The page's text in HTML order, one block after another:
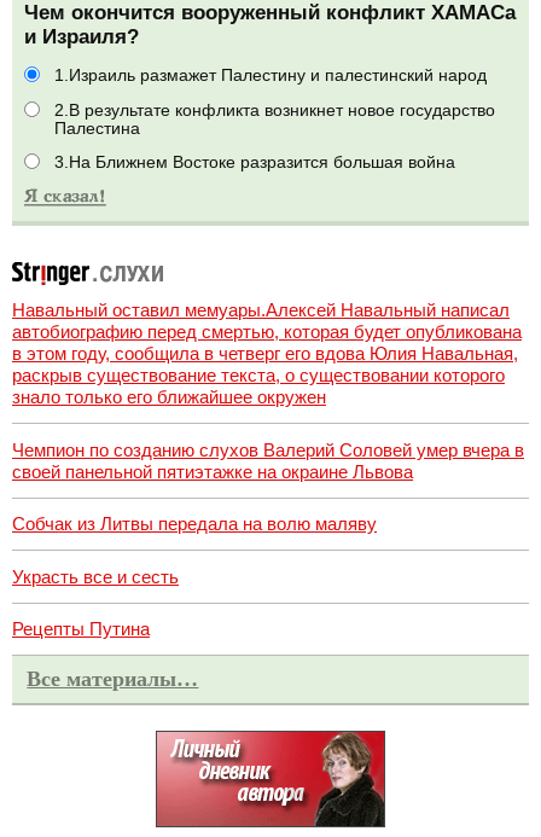
Чем окончится вооруженный конфликт ХАМАСа
и Израиля?
1.Израиль размажет Палестину и палестинский народ
2.В результате конфликта возникнет новое государство
Палестина
3.На Ближнем Востоке разразится большая война
Навальный оставил мемуары.Алексей Навальный написал
автобиографию перед смертью, которая будет опубликована
в этом году, сообщила в четверг его вдова Юлия Навальная,
раскрыв существование текста, о существовании которого
знало только его ближайшее окружен
Чемпион по созданию слухов Валерий Соловей умер вчера в
своей панельной пятиэтажке на окраине Львова
Собчак из Литвы передала на волю маляву
Украсть все и сесть
Рецепты Путина
Все материалы…